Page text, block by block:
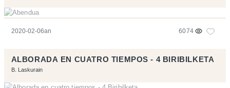
2020-02-06an 6074
ALBORADA EN CUATRO TIEMPOS - 4 BIRIBILKETA
B. Laskurain